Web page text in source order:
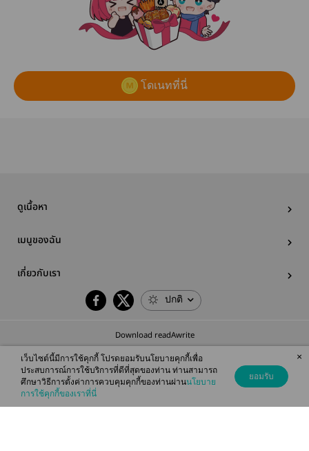
โดเนทที่นี่
ดูเนื้อหา
เมนูของฉัน
เกี่ยวกับเรา
ปกติ
Download readAwrite
© 2026 readAwrite.com by MEB Corporation Public Company Limited
This site is protected by reCAPTCHA and the Google
เว็บไซต์นี้มีการใช้คุกกี้ โปรดยอมรับนโยบายคุกกี้เพื่อ
ประสบการณ์การใช้บริการที่ดีที่สุดของท่าน ท่านสามารถ
ศึกษาวิธีการตั้งค่าการควบคุมคุกกี้ของท่านผ่านนโยบาย
การใช้คุกกี้ของเราที่นี่
ยอมรับ
×